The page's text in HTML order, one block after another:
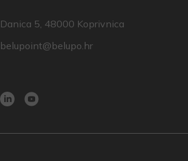
Danica 5, 48000 Koprivnica
belupoint@belupo.hr